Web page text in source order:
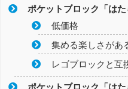
ポケットブロック「は
低価格
集める楽しさがあ
レゴブロックと互